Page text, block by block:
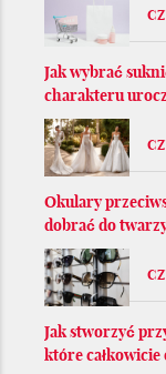
Jak wybrać
charakteru
Okulary
dobrać do
Jak stworzyć
które